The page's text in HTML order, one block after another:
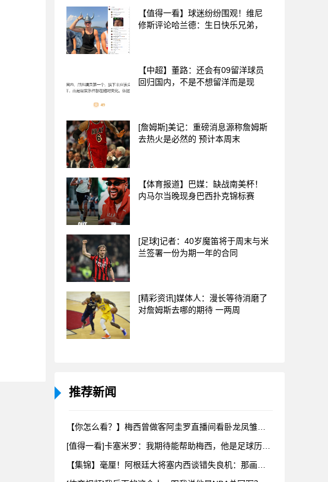
【值得一看】球迷纷纷围观！维尼
修斯评论哈兰德：生日快乐兄弟，
【中超】董路：还会有09留洋球员
回归国内，不是不想留洋而是现
[詹姆斯]美记：重磅消息源称詹姆斯
去热火是必然的 预计本周末
【体育报道】巴媒：缺战南美杯！
内马尔当晚现身巴西扑克锦标赛
[足球]记者：40岁魔笛将于周末与米
兰签署一份为期一年的合同
[精彩资讯]媒体人：漫长等待消磨了
对詹姆斯去哪的期待 一两周
推荐新闻